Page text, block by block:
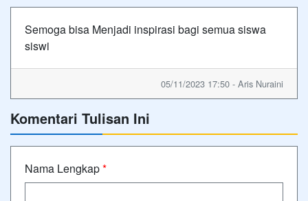
Semoga bisa Menjadi inspirasi bagi semua siswa
siswi
05/11/2023 17:50 - Aris Nuraini
Komentari Tulisan Ini
Nama Lengkap*